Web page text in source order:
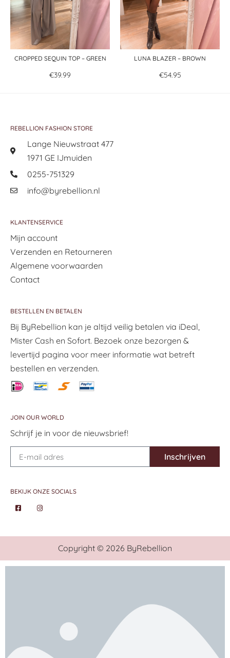
CROPPED SEQUIN TOP – GREEN
€39.99
LUNA BLAZER – BROWN
€54.95
REBELLION FASHION STORE
Lange Nieuwstraat 477
1971 GE IJmuiden
0255-751329
info@byrebellion.nl
KLANTENSERVICE
Mijn account
Verzenden en Retourneren
Algemene voorwaarden
Contact
BESTELLEN EN BETALEN
Bij ByRebellion kan je altijd veilig betalen via iDeal,
Mister Cash en Sofort. Bezoek onze bezorgen &
levertijd pagina voor meer informatie wat betreft
bestellen en verzenden.
JOIN OUR WORLD
Schrijf je in voor de nieuwsbrief!
Inschrijven
BEKIJK ONZE SOCIALS
Copyright © 2026 ByRebellion